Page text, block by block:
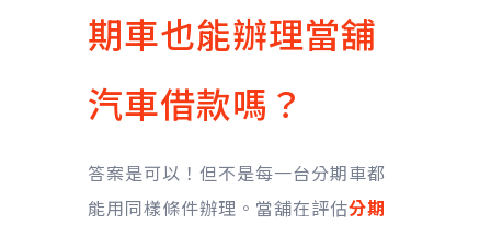
期車也能辦理當舖
汽車借款嗎？
答案是可以！但不是每一台分期車都
能用同樣條件辦理。當舖在評估分期